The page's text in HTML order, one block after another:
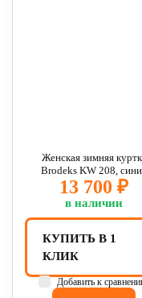
Женская зимняя
Brodeks KW 208,
13 700 ₽
в наличии
КУПИТЬ В 1
КЛИК
Добавить к